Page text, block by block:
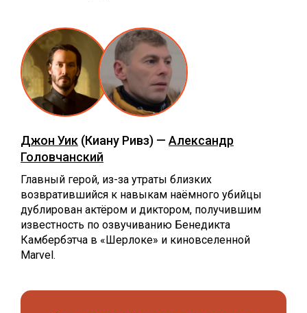
Джон Уик (Киану Ривз) — Александр
Головчанский
Главный герой, из-за утраты близких
возвратившийся к навыкам наёмного убийцы
дублирован актёром и диктором, получившим
известность по озвучиванию Бенедикта
Камбербэтча в «Шерлоке» и киновселенной
Marvel.